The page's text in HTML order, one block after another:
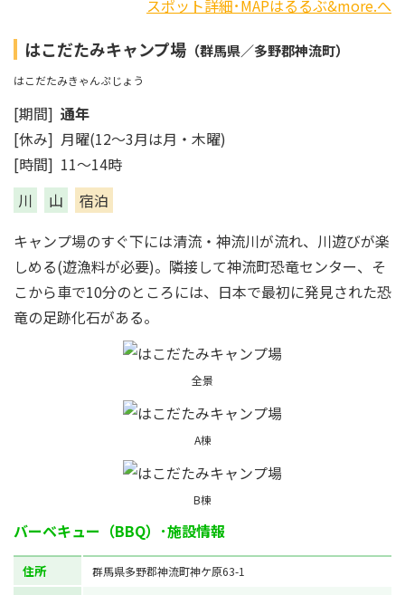
スポット詳細･MAPはるるぶ&more.へ
はこだたみキャンプ場 （群馬県／多野郡神流町）
はこだたみきゃんぷじょう
[期間] 通年
[休み] 月曜(12～3月は月・木曜)
[時間] 11～14時
川
山
宿泊
キャンプ場のすぐ下には清流・神流川が流れ、川遊びが楽
しめる(遊漁料が必要)。隣接して神流町恐竜センター、そ
こから車で10分のところには、日本で最初に発見された恐
竜の足跡化石がある。
全景
A棟
B棟
バーベキュー（BBQ）･施設情報
住所 群馬県多野郡神流町神ケ原63-1